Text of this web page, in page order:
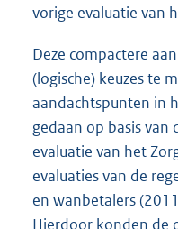
vorige evaluatie van
Deze compactere
(logische) keuzes te
aandachtspunten in
gedaan op basis van
evaluatie van het
evaluaties van de
en wanbetalers
Hierdoor konden de